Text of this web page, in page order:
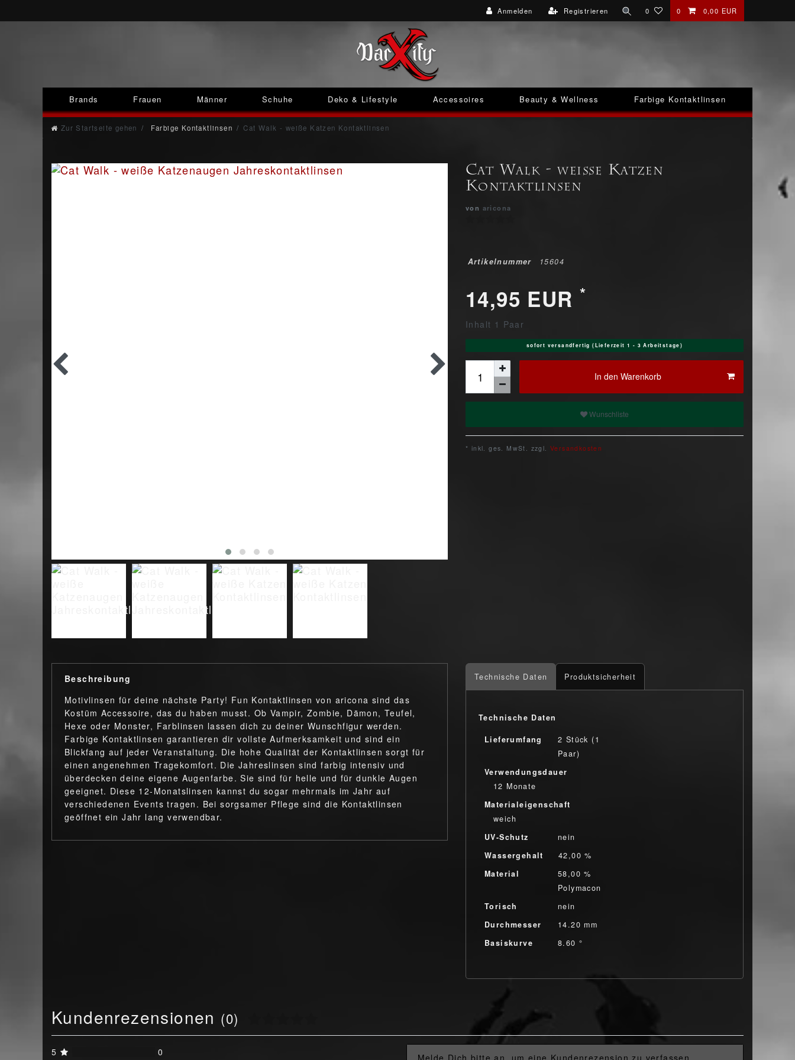
Anmelden Registrieren 0 0 0,00 EUR
Brands Frauen Männer Schuhe Deko & Lifestyle Accessoires Beauty & Wellness Farbige Kontaktlinsen
Zur Startseite gehen Farbige Kontaktlinsen Cat Walk - weiße Katzen Kontaktlinsen
Cat Walk - weiße Katzen
Kontaktlinsen
von aricona
Artikelnummer 15604
14,95 EUR *
Inhalt 1 Paar
sofort versandfertig (Lieferzeit 1 - 3 Arbeitstage)
In den Warenkorb
Wunschliste
* inkl. ges. MwSt. zzgl. Versandkosten
Beschreibung
Motivlinsen für deine nächste Party! Fun Kontaktlinsen von aricona sind das
Kostüm Accessoire, das du haben musst. Ob Vampir, Zombie, Dämon, Teufel,
Hexe oder Monster, Farblinsen lassen dich zu deiner Wunschfigur werden.
Farbige Kontaktlinsen garantieren dir vollste Aufmerksamkeit und sind ein
Blickfang auf jeder Veranstaltung. Die hohe Qualität der Kontaktlinsen sorgt für
einen angenehmen Tragekomfort. Die Jahreslinsen sind farbig intensiv und
überdecken deine eigene Augenfarbe. Sie sind für helle und für dunkle Augen
geeignet. Diese 12-Monatslinsen kannst du sogar mehrmals im Jahr auf
verschiedenen Events tragen. Bei sorgsamer Pflege sind die Kontaktlinsen
geöffnet ein Jahr lang verwendbar.
Technische Daten Produktsicherheit
Technische Daten
Lieferumfang
2 Stück (1
Paar)
Verwendungsdauer
12 Monate
Materialeigenschaft
weich
UV-Schutz
nein
Wassergehalt
42,00 %
Material
58,00 %
Polymacon
Torisch
nein
Durchmesser
14.20 mm
Basiskurve
8.60 °
Kundenrezensionen (0)
5
0
Melde Dich bitte an, um eine Kundenrezension zu verfassen.